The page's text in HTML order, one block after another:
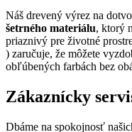
Náš drevený výrez na
šetrného materiálu, ktorý
priaznivý pre životné
) zaručuje, že môžete
obľúbených farbách bez
Zákaznícky
Dbáme na spokojnosť